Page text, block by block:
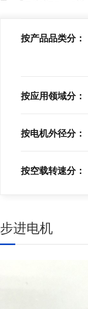
按产品品类分：
按应用领域分：
按电机外径分：
按空载转速分：
步进电机